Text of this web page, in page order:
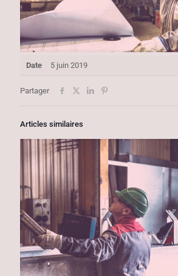
Date 5 juin 2019
Partager
Articles similaires